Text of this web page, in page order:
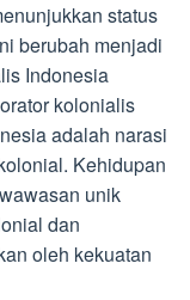
status
berubah menjadi
Indonesia
kolonialis
adalah narasi
Kehidupan
unik
dan
oleh kekuatan